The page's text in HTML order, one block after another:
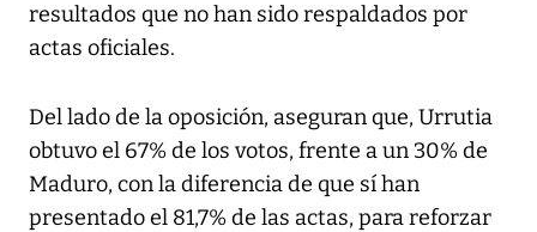
resultados que no han sido respaldados por
actas oficiales.
Del lado de la oposición, aseguran que, Urrutia
obtuvo el 67% de los votos, frente a un 30% de
Maduro, con la diferencia de que sí han
presentado el 81,7% de las actas, para reforzar